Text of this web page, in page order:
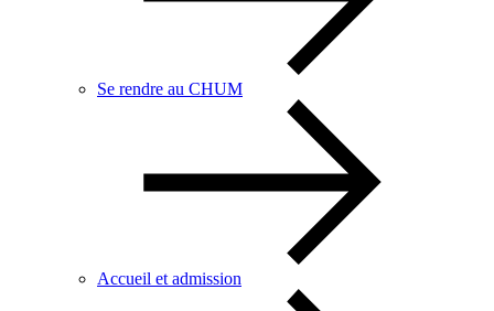
Se rendre au CHUM
Accueil et admission